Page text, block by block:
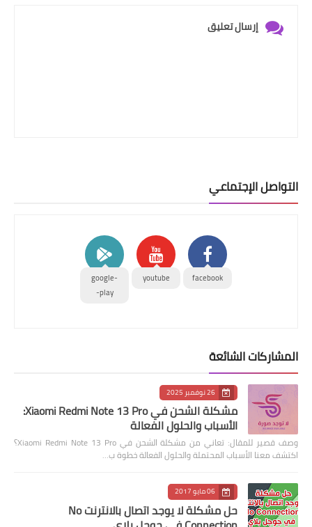
إرسال تعليق
التواصل الإجتماعي
facebook
youtube
google-
play-
المشاركات الشائعة
26 نوفمبر 2025
مشكلة الشحن في Xiaomi Redmi Note 13 Pro:
الأسباب والحلول الفعالة
وصف قصير للمقال: تعاني من مشكلة الشحن في Xiaomi Redmi Note 13 Pro؟
اكتشف معنا الأسباب المحتملة والحلول الفعالة خطوة ب…
06 مايو 2017
حل مشكلة لا يوجد اتصال بالانترنت No